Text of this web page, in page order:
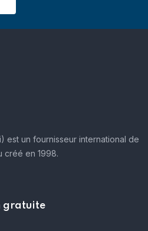
est un fournisseur international de
créé en 1998.
gratuite